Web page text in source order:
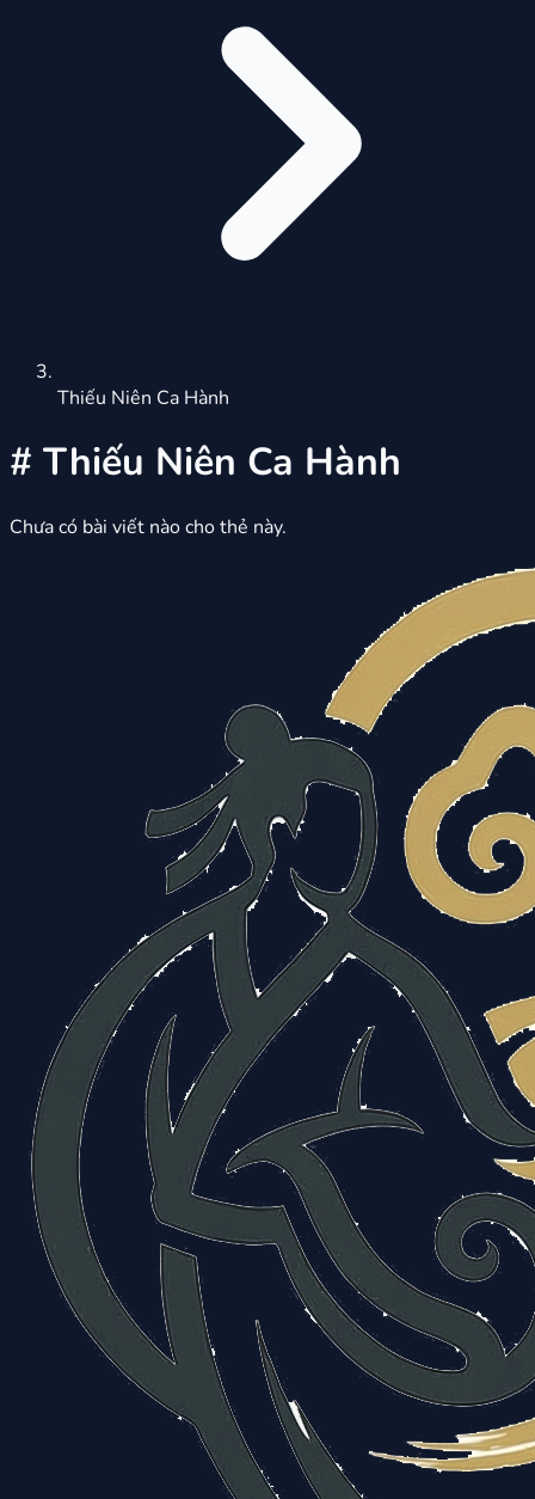
Thiếu Niên Ca Hành
# Thiếu Niên Ca Hành
Chưa có bài viết nào cho thẻ này.